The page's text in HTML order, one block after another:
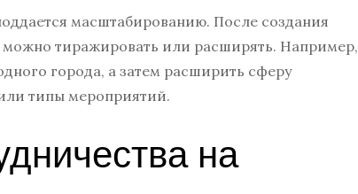
масштабированию. После создания
тиражировать или расширять. Например,
города, а затем расширить сферу
типы мероприятий.
на